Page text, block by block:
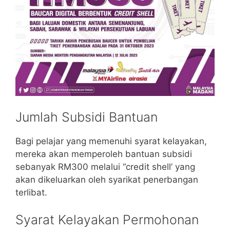
Jumlah Subsidi Bantuan
Bagi pelajar yang memenuhi syarat kelayakan,
mereka akan memperoleh bantuan subsidi
sebanyak RM300 melalui “credit shell’ yang
akan dikeluarkan oleh syarikat penerbangan
terlibat.
Syarat Kelayakan Permohonan